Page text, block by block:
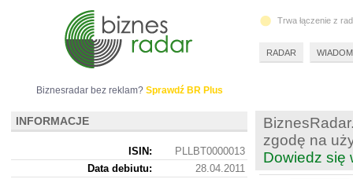
zgodę na
Dowiedz się
Biznesradar bez reklam? Sprawdź BR Plus
INFORMACJE
ISIN:
PLLBT0000013
Data debiutu:
28.04.2011
Trwa łączenie z
RADAR